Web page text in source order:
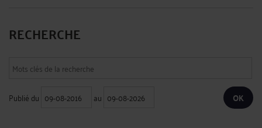
RECHERCHE
Publié du au